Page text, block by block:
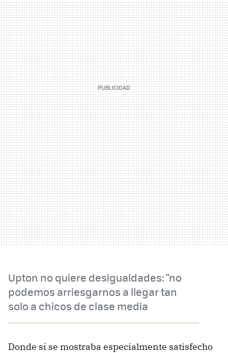
Upton no quiere desigualdades: "no
podemos arriesgarnos a llegar tan
solo a chicos de clase media
Donde sí se mostraba especialmente satisfecho